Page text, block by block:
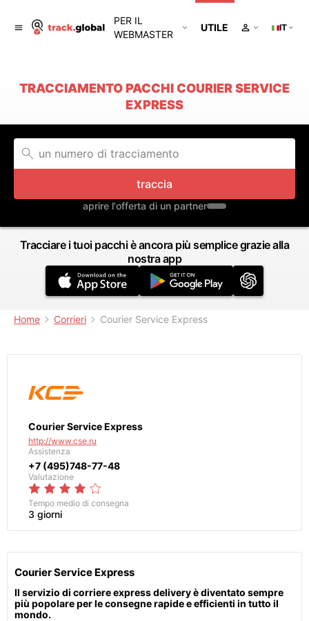
PER IL
WEBMASTER
UTILE IT
TRACCIAMENTO PACCHI COURIER SERVICE
EXPRESS
traccia
aprire l'offerta di un partner
Tracciare i tuoi pacchi è ancora più semplice grazie alla
nostra app
Home Corrieri Courier Service Express
Courier Service Express
http://www.cse.ru
Assistenza
+7 (495)748-77-48
Valutazione
Tempo medio di consegna
3 giorni
Courier Service Express
Il servizio di corriere express delivery è diventato sempre
più popolare per le consegne rapide e efficienti in tutto il
mondo.